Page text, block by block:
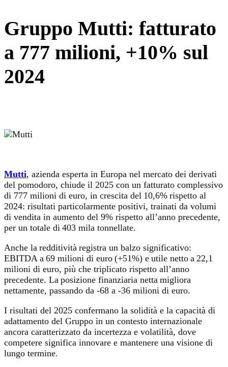
Gruppo Mutti: fatturato
a 777 milioni, +10% sul
2024
Mutti, azienda esperta in Europa nel mercato dei derivati
del pomodoro, chiude il 2025 con un fatturato complessivo
di 777 milioni di euro, in crescita del 10,6% rispetto al
2024: risultati particolarmente positivi, trainati da volumi
di vendita in aumento del 9% rispetto all’anno precedente,
per un totale di 403 mila tonnellate.
Anche la redditività registra un balzo significativo:
EBITDA a 69 milioni di euro (+51%) e utile netto a 22,1
milioni di euro, più che triplicato rispetto all’anno
precedente. La posizione finanziaria netta migliora
nettamente, passando da -68 a -36 milioni di euro.
I risultati del 2025 confermano la solidità e la capacità di
adattamento del Gruppo in un contesto internazionale
ancora caratterizzato da incertezza e volatilità, dove
competere significa innovare e mantenere una visione di
lungo termine.